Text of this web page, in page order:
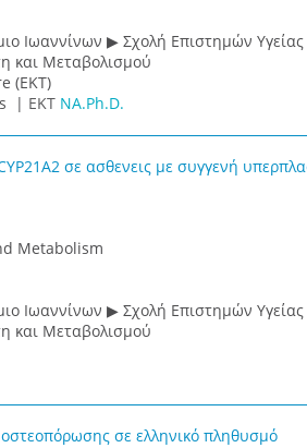
Ιωαννίνων ▶ Σχολή Επιστημών
και Μεταβολισμού
(EKT)
| ΕΚΤ NA.Ph.D.
σε ασθενεις με συγγενή
Metabolism
Ιωαννίνων ▶ Σχολή Επιστημών
και Μεταβολισμού
σε ελληνικό πληθυσμό